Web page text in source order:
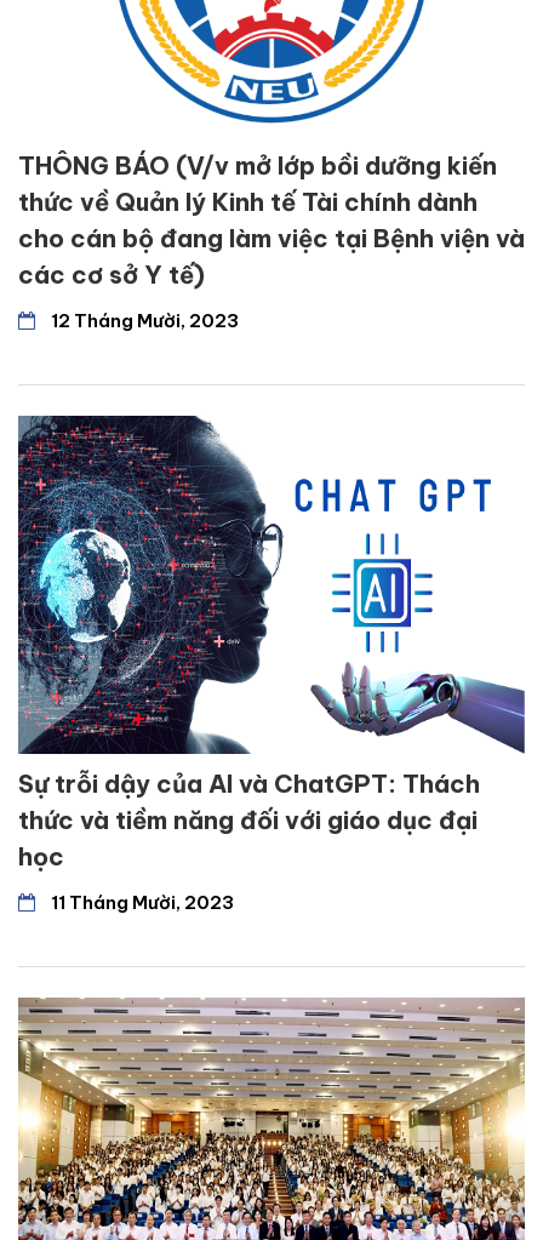
THÔNG BÁO (V/v mở lớp bồi dưỡng kiến
thức về Quản lý Kinh tế Tài chính dành
cho cán bộ đang làm việc tại Bệnh viện và
các cơ sở Y tế)
12 Tháng Mười, 2023
Sự trỗi dậy của AI và ChatGPT: Thách
thức và tiềm năng đối với giáo dục đại
học
11 Tháng Mười, 2023